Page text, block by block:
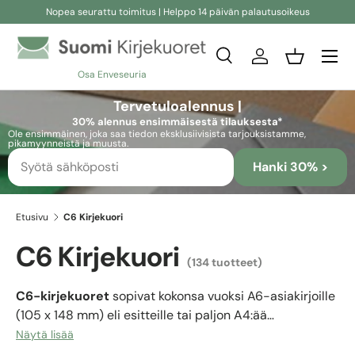
Nopea seurattu toimitus | Helppo 14 päivän palautusoikeus
Osa Enveseuria
Etsi
Etsi Kirjaudu sisään
Kori
Tervetuloalennus |
30% alennus ensimmäisestä tilauksesta*
Ole ensimmäinen, joka saa tiedon eksklusiivisista tarjouksistamme,
pikamyynneistä ja muusta.
Hanki 30% >
Etusivu C6 Kirjekuori
C6 Kirjekuori (134 tuotteet)
C6-kirjekuoretsopivat kokonsa vuoksi A6-asiakirjoille
(105 x 148 mm) eli esitteille tai paljon A4:ää
pienemmille papereille. Tällaisia arkkeja voidaan
Näytä lisää